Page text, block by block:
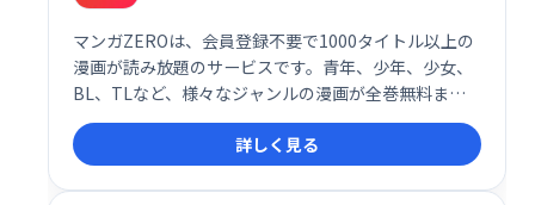
マンガZEROは、会員登録不要で1000タイトル以上の
漫画が読み放題のサービスです。青年、少年、少女、
BL、TLなど、様々なジャンルの漫画が全巻無料また
は試し読みで楽しめます。無料漫画を探している方
は、ぜひマンガZEROをご利用ください！
詳しく見る